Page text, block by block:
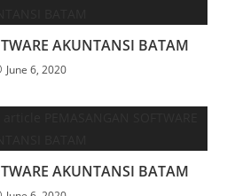
AKUNTANSI BATAM
June 6, 2020
AKUNTANSI BATAM